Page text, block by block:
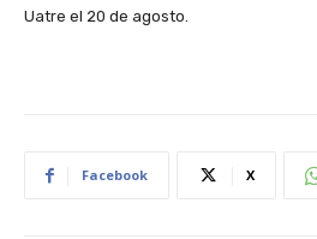
Uatre el 20 de agosto.
Facebook X